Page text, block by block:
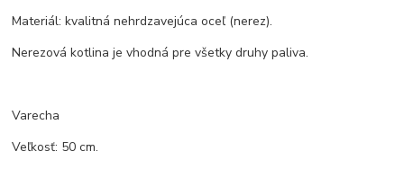
Materiál: kvalitná nehrdzavejúca oceľ (nerez).
Nerezová kotlina je vhodná pre všetky druhy paliva.
Varecha
Veľkosť: 50 cm.